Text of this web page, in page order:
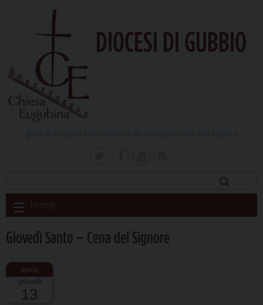
DIOCESI DI GUBBIO
Skip
to
Home
Giovedì Santo – Cena del Signore
giovedì
13